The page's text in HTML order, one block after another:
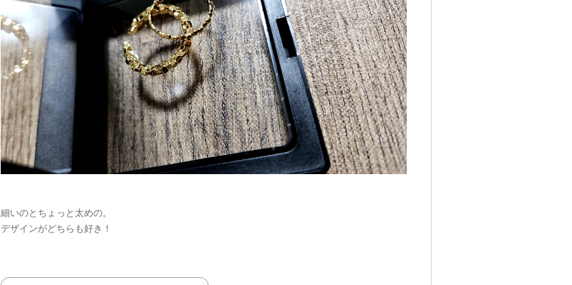
細いのとちょっと太めの。
デザインがどちらも好き！